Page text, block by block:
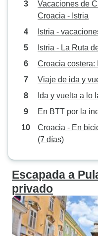
Vacaciones de
Croacia - Istria
Istria -
Istria - La Ruta
Croacia costera:
Viaje de ida y
Ida y vuelta a lo
En BTT por la
Croacia - En
(7 días)
Escapada a
privado